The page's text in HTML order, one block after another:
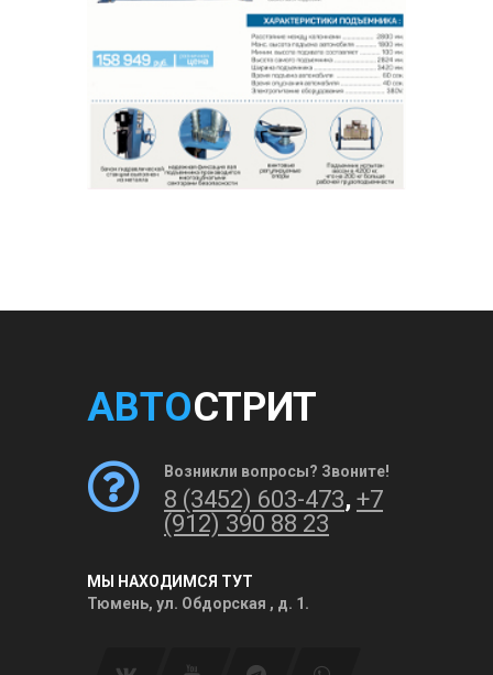
АВТОСТРИТ
Возникли вопросы? Звоните!
8 (3452) 603-473, +7
(912) 390 88 23
МЫ НАХОДИМСЯ ТУТ
Тюмень, ул. Обдорская , д. 1.